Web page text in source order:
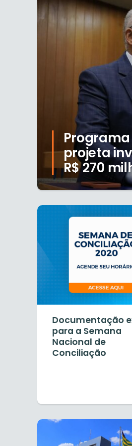
projeta
R$ 270
Documentação
para a Semana
Nacional de
Conciliação